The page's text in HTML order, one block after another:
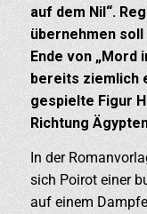
auf dem Nil“.
übernehmen
Ende von „Mord
bereits ziemlich
gespielte Figur
Richtung
In der
sich Poirot einer
auf einem